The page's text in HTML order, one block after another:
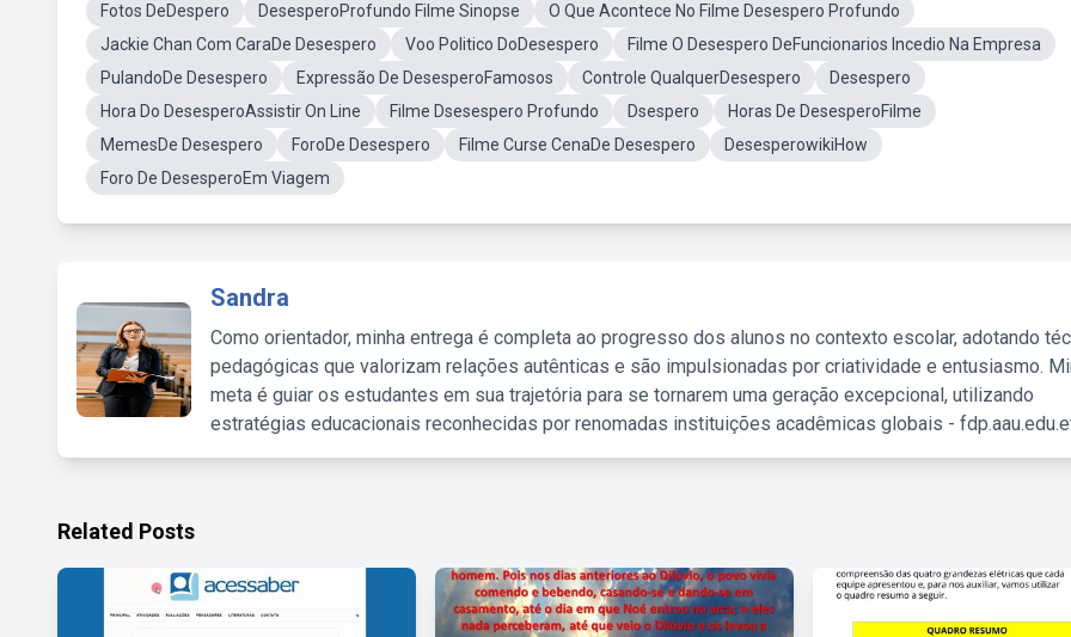
Fotos DeDespero
DesesperoProfundo Filme Sinopse
O Que Acontece No Filme Desespero Profundo
Jackie Chan Com CaraDe Desespero
Voo Politico DoDesespero
Filme O Desespero DeFuncionarios Incedio Na Empresa
PulandoDe Desespero
Expressão De DesesperoFamosos Controle QualquerDesespero
Desespero
Hora Do DesesperoAssistir On Line
Filme Dsesespero Profundo Dsespero
Horas De DesesperoFilme
MemesDe Desespero
ForoDe Desespero Filme Curse CenaDe Desespero
DesesperowikiHow
Foro De DesesperoEm Viagem
Sandra
Como orientador, minha entrega é completa ao progresso dos alunos no contexto escolar, adotando
pedagógicas que valorizam relações autênticas e são impulsionadas por criatividade e entusiasmo.
meta é guiar os estudantes em sua trajetória para se tornarem uma geração excepcional, utilizando
estratégias educacionais reconhecidas por renomadas instituições acadêmicas globais -
Related Posts